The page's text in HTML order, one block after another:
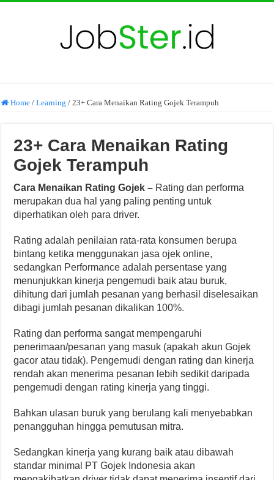
Home / Learning / 23+ Cara Menaikan Rating Gojek Terampuh
23+ Cara Menaikan Rating
Gojek Terampuh
Cara Menaikan Rating Gojek – Rating dan performa
merupakan dua hal yang paling penting untuk
diperhatikan oleh para driver.
Rating adalah penilaian rata-rata konsumen berupa
bintang ketika menggunakan jasa ojek online,
sedangkan Performance adalah persentase yang
menunjukkan kinerja pengemudi baik atau buruk,
dihitung dari jumlah pesanan yang berhasil diselesaikan
dibagi jumlah pesanan dikalikan 100%.
Rating dan performa sangat mempengaruhi
penerimaan/pesanan yang masuk (apakah akun Gojek
gacor atau tidak). Pengemudi dengan rating dan kinerja
rendah akan menerima pesanan lebih sedikit daripada
pengemudi dengan rating kinerja yang tinggi.
Bahkan ulasan buruk yang berulang kali menyebabkan
penangguhan hingga pemutusan mitra.
Sedangkan kinerja yang kurang baik atau dibawah
standar minimal PT Gojek Indonesia akan